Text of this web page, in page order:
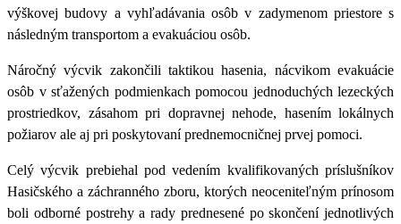
výškovej budovy a vyhľadávania osôb v zadymenom priestore s
následným transportom a evakuáciou osôb.
Náročný výcvik zakončili taktikou hasenia, nácvikom evakuácie
osôb v sťažených podmienkach pomocou jednoduchých lezeckých
prostriedkov, zásahom pri dopravnej nehode, hasením lokálnych
požiarov ale aj pri poskytovaní prednemocničnej prvej pomoci.
Celý výcvik prebiehal pod vedením kvalifikovaných príslušníkov
Hasičského a záchranného zboru, ktorých neoceniteľným prínosom
boli odborné postrehy a rady prednesené po skončení jednotlivých